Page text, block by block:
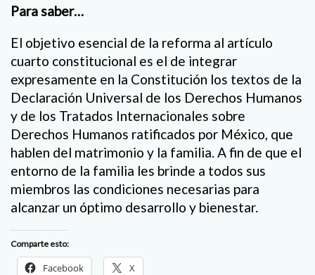
Para saber…
El objetivo esencial de la reforma al artículo
cuarto constitucional es el de integrar
expresamente en la Constitución los textos de la
Declaración Universal de los Derechos Humanos
y de los Tratados Internacionales sobre
Derechos Humanos ratificados por México, que
hablen del matrimonio y la familia. A fin de que el
entorno de la familia les brinde a todos sus
miembros las condiciones necesarias para
alcanzar un óptimo desarrollo y bienestar.
Comparte esto:
Facebook X